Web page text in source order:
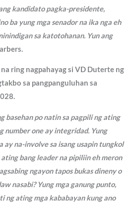
kandidato pagka-presidente,
ba yung mga senador na ika nga eh
sa katotohanan. Yun ang
ring nagpahayag si VD Duterte ng
sa pangpanguluhan sa
basehan po natin sa pagpili ng ating
number one ay integridad. Yung
ay na-involve sa isang usapin tungkol
bang leader na pipiliin eh meron
ngayon tapos bukas dineny o
nasabi? Yung mga ganung punto,
ng ating mga kababayan kung ano